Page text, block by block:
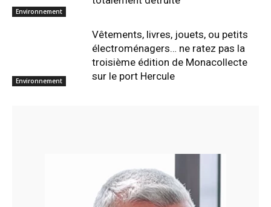
Environnement
Environnement
Vêtements, livres, jouets, ou petits
électroménagers… ne ratez pas la
troisième édition de Monacollecte
sur le port Hercule